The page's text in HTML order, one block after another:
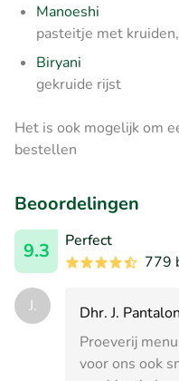
Manoeshi
pasteitje met
Biryani
gekruide rijst
Het is ook mogelijk om
bestellen
Beoordelingen
9.3
Perfect
779
J.
Dhr. J. Pantalon
Proeverij
voor ons ook